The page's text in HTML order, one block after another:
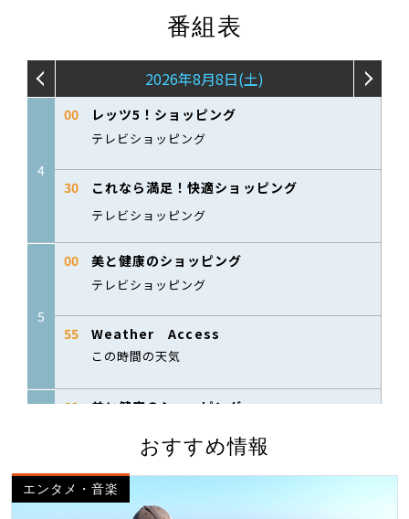
番組表
おすすめ情報
エンタメ・音楽